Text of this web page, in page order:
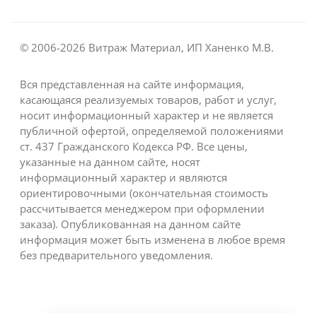
© 2006-2026 Витраж Материал, ИП Ханенко М.В.
Вся представленная на сайте информация,
касающаяся реализуемых товаров, работ и услуг,
носит информационный характер и не является
публичной офертой, определяемой положениями
ст. 437 Гражданского Кодекса РФ. Все цены,
указанные на данном сайте, носят
информационный характер и являются
ориентировочными (окончательная стоимость
рассчитывается менеджером при оформлении
заказа). Опубликованная на данном сайте
информация может быть изменена в любое время
без предварительного уведомления.